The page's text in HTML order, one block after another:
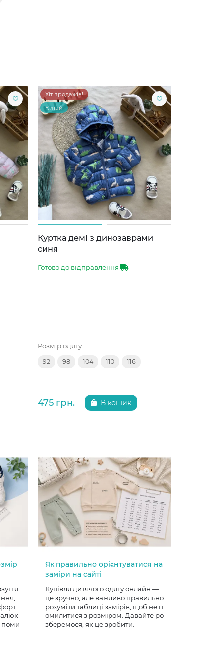
Хіт продажів!
Китай
Куртка демі з динозаврами
синя
Готово до відправлення
Розмір одягу
92 98 104 110 116
475 грн. В кошик
поми
Як правильно орієнтуватися на
заміри на сайті
Купівля дитячого одягу онлайн —
це зручно, але важливо правильно
розуміти таблиці замірів, щоб не п
омилитися з розміром. Давайте ро
зберемося, як це зробити.